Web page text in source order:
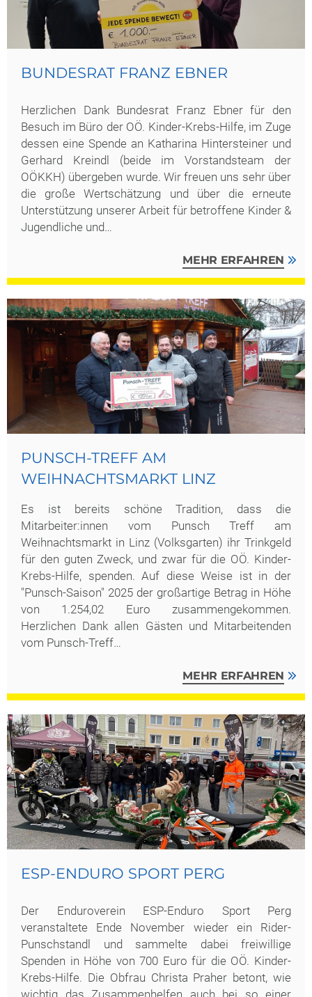
BUNDESRAT FRANZ EBNER
Herzlichen Dank Bundesrat Franz Ebner für den
Besuch im Büro der OÖ. Kinder-Krebs-Hilfe, im Zuge
dessen eine Spende an Katharina Hintersteiner und
Gerhard Kreindl (beide im Vorstandsteam der
OÖKKH) übergeben wurde. Wir freuen uns sehr über
die große Wertschätzung und über die erneute
Unterstützung unserer Arbeit für betroffene Kinder &
Jugendliche und…
MEHR ERFAHREN
PUNSCH-TREFF AM
WEIHNACHTSMARKT LINZ
Es ist bereits schöne Tradition, dass die
Mitarbeiter:innen vom Punsch Treff am
Weihnachtsmarkt in Linz (Volksgarten) ihr Trinkgeld
für den guten Zweck, und zwar für die OÖ. Kinder-
Krebs-Hilfe, spenden. Auf diese Weise ist in der
"Punsch-Saison" 2025 der großartige Betrag in Höhe
von 1.254,02 Euro zusammengekommen.
Herzlichen Dank allen Gästen und Mitarbeitenden
vom Punsch-Treff…
MEHR ERFAHREN
ESP-ENDURO SPORT PERG
Der Enduroverein ESP-Enduro Sport Perg
veranstaltete Ende November wieder ein Rider-
Punschstandl und sammelte dabei freiwillige
Spenden in Höhe von 700 Euro für die OÖ. Kinder-
Krebs-Hilfe. Die Obfrau Christa Praher betont, wie
wichtig das Zusammenhelfen auch bei so einer